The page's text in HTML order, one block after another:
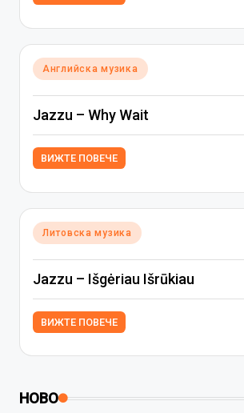
Posted
in
Английска музика
Jazzu – Why Wait
ВИЖТЕ ПОВЕЧЕ
Posted
in
Литовска музика
Jazzu – Išgėriau Išrūkiau
ВИЖТЕ ПОВЕЧЕ
НОВО